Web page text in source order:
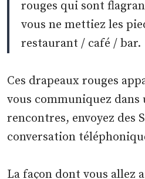
rouges qui sont
vous ne mettiez les
restaurant / café / bar.
Ces drapeaux rouges
vous communiquez
rencontres, envoyez des
conversation
La façon dont vous allez